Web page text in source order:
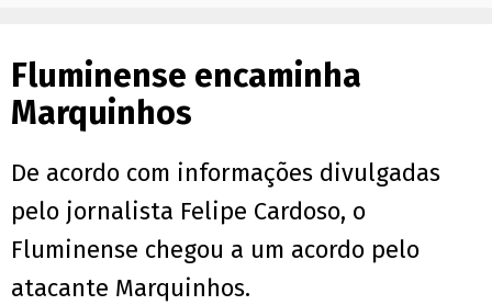
Fluminense encaminha
Marquinhos
De acordo com informações divulgadas
pelo jornalista Felipe Cardoso, o
Fluminense chegou a um acordo pelo
atacante Marquinhos.